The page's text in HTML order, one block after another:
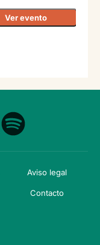
Ver evento
Aviso legal
Contacto